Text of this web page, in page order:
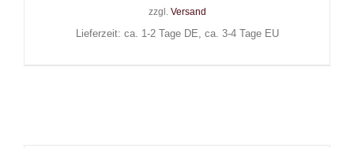
zzgl. Versand
Lieferzeit: ca. 1-2 Tage DE, ca. 3-4 Tage EU